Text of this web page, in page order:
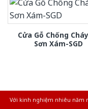
Cửa Gỗ Chống
Sơn Xám-SGD
Với kinh nghiệm nhiêu năm